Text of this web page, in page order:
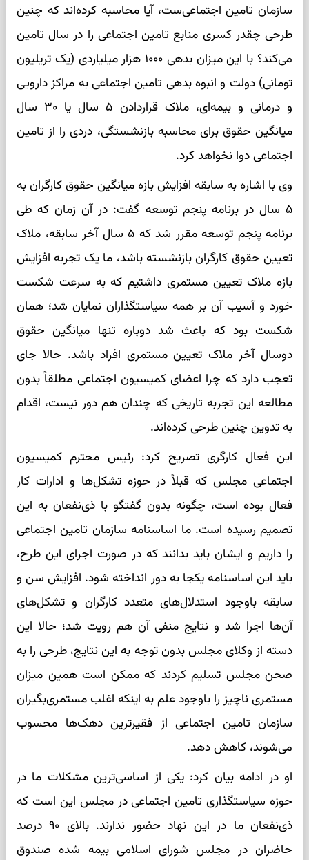
سازمان تامین اجتماعی‌ست، آیا محاسبه کرده‌اند که چنین
طرحی چقدر کسری منابع تامین اجتماعی را در سال تامین
می‌کند؟ با این میزان بدهی ۱۰۰۰ هزار میلیاردی (یک تریلیون
تومانی) دولت و انبوه بدهی تامین اجتماعی به مراکز دارویی
و درمانی و بیمه‌ای، ملاک قراردادن ۵ سال یا ۳۰ سال
میانگین حقوق برای محاسبه بازنشستگی، دردی را از تامین
اجتماعی دوا نخواهد کرد.
وی با اشاره به سابقه افزایش بازه میانگین حقوق کارگران به
۵ سال در برنامه پنجم توسعه گفت: در آن زمان که طی
برنامه پنجم توسعه مقرر شد که ۵ سال آخر سابقه، ملاک
تعیین حقوق کارگران بازنشسته باشد، ما یک تجربه افزایش
بازه ملاک تعیین مستمری داشتیم که به سرعت شکست
خورد و آسیب آن بر همه سیاستگذاران نمایان شد؛ همان
شکست بود که باعث شد دوباره تنها میانگین حقوق
دوسال آخر ملاک تعیین مستمری افراد باشد. حالا جای
تعجب دارد که چرا اعضای کمیسیون اجتماعی مطلقاً بدون
مطالعه این تجربه تاریخی که چندان هم دور نیست، اقدام
به تدوین چنین طرحی کرده‌اند.
این فعال کارگری تصریح کرد: رئیس محترم کمیسیون
اجتماعی مجلس که قبلاً در حوزه تشکل‌ها و ادارات کار
فعال بوده است، چگونه بدون گفتگو با ذی‌نفعان به این
تصمیم رسیده است. ما اساسنامه سازمان تامین اجتماعی
را داریم و ایشان باید بدانند که در صورت اجرای این طرح،
باید این اساسنامه یکجا به دور انداخته شود. افزایش سن و
سابقه باوجود استدلال‌های متعدد کارگران و تشکل‌های
آن‌ها اجرا شد و نتایج منفی آن هم رویت شد؛ حالا این
دسته از وکلای مجلس بدون توجه به این نتایج، طرحی را به
صحن مجلس تسلیم کردند که ممکن است همین میزان
مستمری ناچیز را باوجود علم به اینکه اغلب مستمری‌بگیران
سازمان تامین اجتماعی از فقیرترین دهک‌ها محسوب
می‌شوند، کاهش دهد.
او در ادامه بیان کرد: یکی از اساسی‌ترین مشکلات ما در
حوزه سیاستگذاری تامین اجتماعی در مجلس این است که
ذی‌نفعان ما در این نهاد حضور ندارند. بالای ۹۰ درصد
حاضران در مجلس شورای اسلامی بیمه شده صندوق